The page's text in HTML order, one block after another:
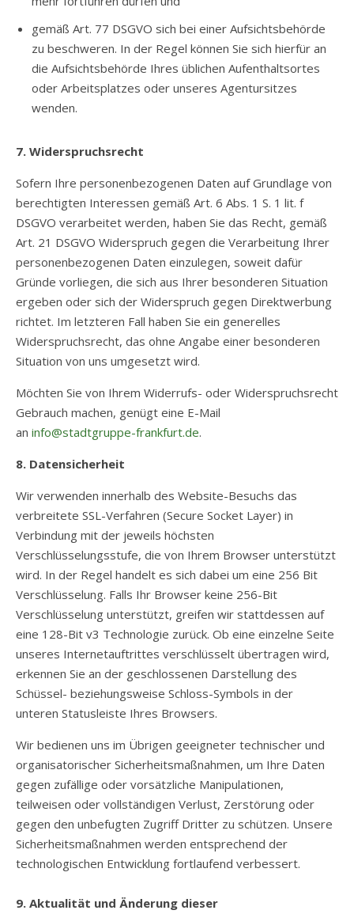
gemäß Art. 77 DSGVO sich bei einer Aufsichtsbehörde
zu beschweren. In der Regel können Sie sich hierfür an
die Aufsichtsbehörde Ihres üblichen Aufenthaltsortes
oder Arbeitsplatzes oder unseres Agentursitzes
wenden.
7. Widerspruchsrecht
Sofern Ihre personenbezogenen Daten auf Grundlage von
berechtigten Interessen gemäß Art. 6 Abs. 1 S. 1 lit. f
DSGVO verarbeitet werden, haben Sie das Recht, gemäß
Art. 21 DSGVO Widerspruch gegen die Verarbeitung Ihrer
personenbezogenen Daten einzulegen, soweit dafür
Gründe vorliegen, die sich aus Ihrer besonderen Situation
ergeben oder sich der Widerspruch gegen Direktwerbung
richtet. Im letzteren Fall haben Sie ein generelles
Widerspruchsrecht, das ohne Angabe einer besonderen
Situation von uns umgesetzt wird.
Möchten Sie von Ihrem Widerrufs- oder Widerspruchsrecht
Gebrauch machen, genügt eine E-Mail
an info@stadtgruppe-frankfurt.de.
8. Datensicherheit
Wir verwenden innerhalb des Website-Besuchs das
verbreitete SSL-Verfahren (Secure Socket Layer) in
Verbindung mit der jeweils höchsten
Verschlüsselungsstufe, die von Ihrem Browser unterstützt
wird. In der Regel handelt es sich dabei um eine 256 Bit
Verschlüsselung. Falls Ihr Browser keine 256-Bit
Verschlüsselung unterstützt, greifen wir stattdessen auf
eine 128-Bit v3 Technologie zurück. Ob eine einzelne Seite
unseres Internetauftrittes verschlüsselt übertragen wird,
erkennen Sie an der geschlossenen Darstellung des
Schüssel- beziehungsweise Schloss-Symbols in der
unteren Statusleiste Ihres Browsers.
Wir bedienen uns im Übrigen geeigneter technischer und
organisatorischer Sicherheitsmaßnahmen, um Ihre Daten
gegen zufällige oder vorsätzliche Manipulationen,
teilweisen oder vollständigen Verlust, Zerstörung oder
gegen den unbefugten Zugriff Dritter zu schützen. Unsere
Sicherheitsmaßnahmen werden entsprechend der
technologischen Entwicklung fortlaufend verbessert.
9. Aktualität und Änderung dieser